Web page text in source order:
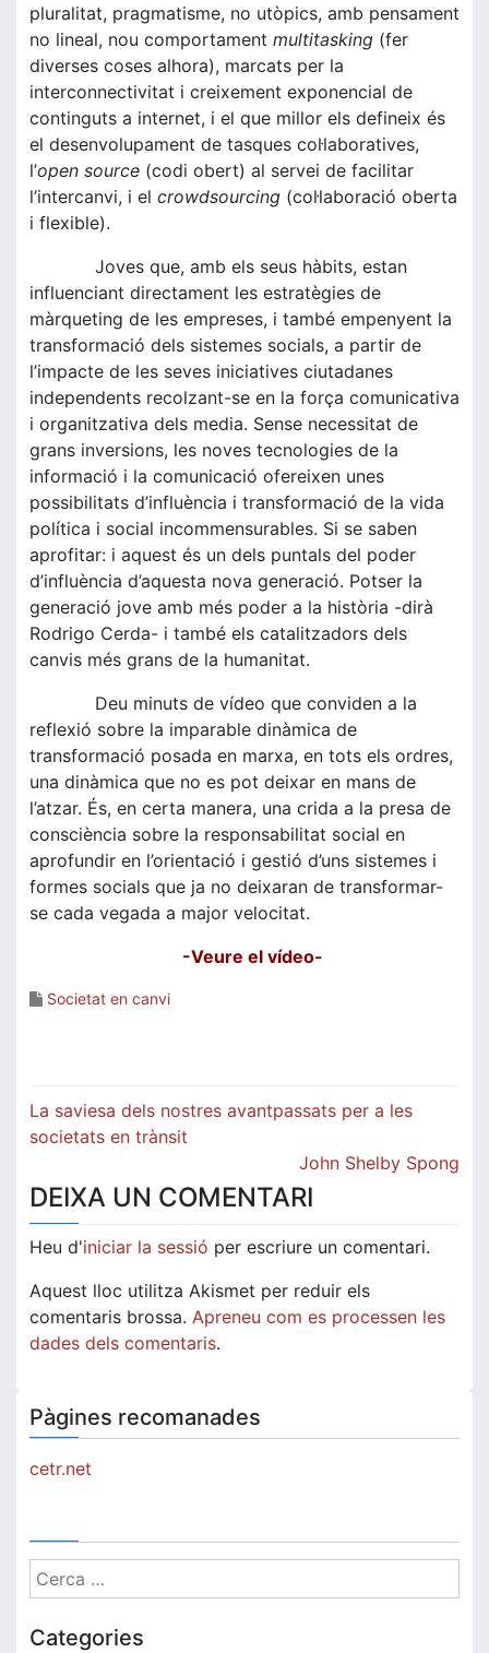
pluralitat, pragmatisme, no utòpics, amb pensament
no lineal, nou comportament multitasking (fer
diverses coses alhora), marcats per la
interconnectivitat i creixement exponencial de
continguts a internet, i el que millor els defineix és
el desenvolupament de tasques col·laboratives,
l’open source (codi obert) al servei de facilitar
l’intercanvi, i el crowdsourcing (col·laboració oberta
i flexible).
Joves que, amb els seus hàbits, estan
influenciant directament les estratègies de
màrqueting de les empreses, i també empenyent la
transformació dels sistemes socials, a partir de
l’impacte de les seves iniciatives ciutadanes
independents recolzant-se en la força comunicativa
i organitzativa dels media. Sense necessitat de
grans inversions, les noves tecnologies de la
informació i la comunicació ofereixen unes
possibilitats d’influència i transformació de la vida
política i social incommensurables. Si se saben
aprofitar: i aquest és un dels puntals del poder
d’influència d’aquesta nova generació. Potser la
generació jove amb més poder a la història -dirà
Rodrigo Cerda- i també els catalitzadors dels
canvis més grans de la humanitat.
Deu minuts de vídeo que conviden a la
reflexió sobre la imparable dinàmica de
transformació posada en marxa, en tots els ordres,
una dinàmica que no es pot deixar en mans de
l’atzar. És, en certa manera, una crida a la presa de
consciència sobre la responsabilitat social en
aprofundir en l’orientació i gestió d’uns sistemes i
formes socials que ja no deixaran de transformar-
se cada vegada a major velocitat.
-Veure el vídeo-
Societat en canvi
Navegació
d'entrades
La saviesa dels nostres avantpassats per a les
societats en trànsit
John Shelby Spong
DEIXA UN COMENTARI
Heu d'iniciar la sessió per escriure un comentari.
Aquest lloc utilitza Akismet per reduir els
comentaris brossa. Apreneu com es processen les
dades dels comentaris.
Pàgines recomanades
cetr.net
Cerca:
Categories